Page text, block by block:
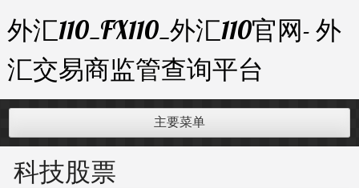
至
内
容
外汇110_FX110_外汇110官网- 外
汇交易商监管查询平台
主要菜单
科技股票